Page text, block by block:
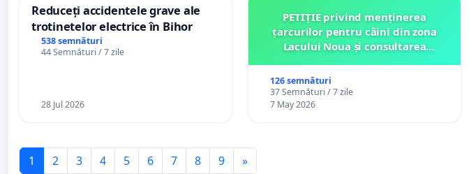
Reduceți accidentele grave ale
trotinetelor electrice în Bihor
538 semnături
44 Semnături / 7 zile
28 Jul 2026
PETIȚIE privind menținerea
țarcurilor pentru câini din zona
Lacului Noua și consultarea
126 semnături
37 Semnături / 7 zile
7 May 2026
1 2 3 4 5 6 7 8 9 »